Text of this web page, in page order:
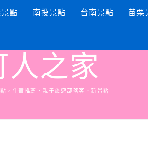
點 南投景點 台南景點 苗栗
人之家
，住宿推薦、親子旅遊部落客、新景點